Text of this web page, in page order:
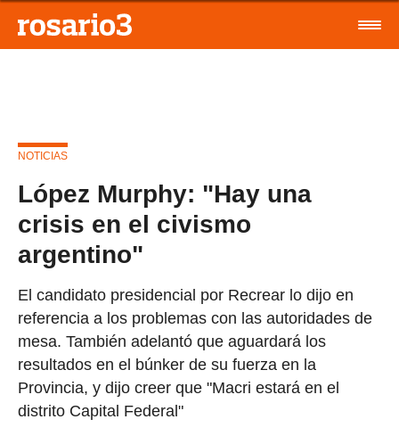
NOTICIAS
López Murphy: "Hay una
crisis en el civismo
argentino"
El candidato presidencial por Recrear lo dijo en
referencia a los problemas con las autoridades de
mesa. También adelantó que aguardará los
resultados en el búnker de su fuerza en la
Provincia, y dijo creer que "Macri estará en el
distrito Capital Federal"